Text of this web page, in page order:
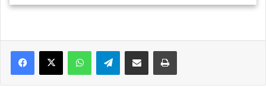
WhatsAppTelegramShare via Email Print